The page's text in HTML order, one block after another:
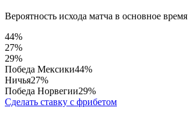
Вероятность исхода матча в основное время
44%
27%
29%
Победа Мексики44%
Ничья27%
Победа Норвегии29%
Сделать ставку с фрибетом